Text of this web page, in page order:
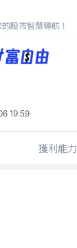
股市智慧導航！
-
19:59
獲利能力